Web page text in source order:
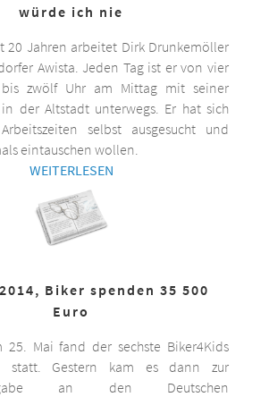
würde ich nie
20 Jahren arbeitet Dirk Drunkemöller
Awista. Jeden Tag ist er von vier
zwölf Uhr am Mittag mit seiner
in der Altstadt unterwegs. Er hat sich
selbst ausgesucht und
eintauschen wollen.
WEITERLESEN
Biker spenden 35 500
Euro
25. Mai fand der sechste Biker4Kids
statt. Gestern kam es dann zur
an den Deutschen